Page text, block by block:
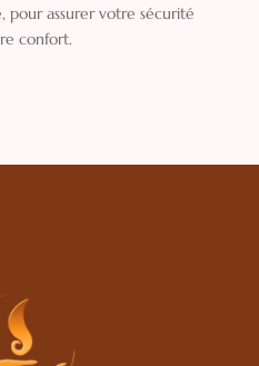
pour assurer votre sécurité
confort.